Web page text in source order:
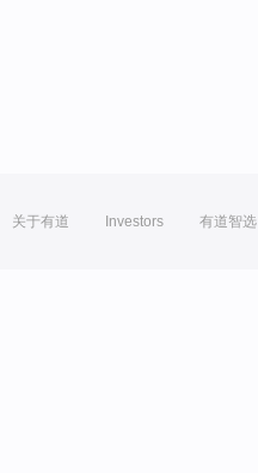
关于有道 Investors 有道智选